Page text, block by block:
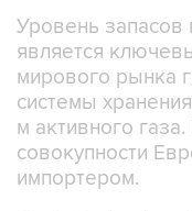
Уровень запасов
является
мирового рынка
системы
м активного
совокупности
импортером.